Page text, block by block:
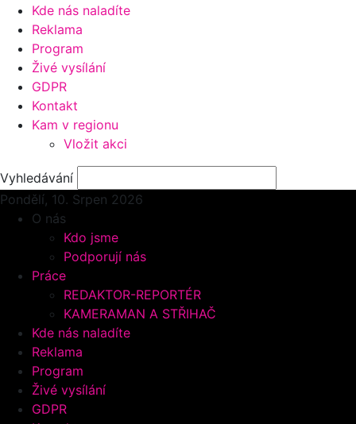
Kde nás naladíte
Reklama
Program
Živé vysílání
GDPR
Kontakt
Kam v regionu
Vložit akci
Vyhledávání
Pondělí, 10. Srpen 2026
O nás
Kdo jsme
Podporují nás
Práce
REDAKTOR-REPORTÉR
KAMERAMAN A STŘIHAČ
Kde nás naladíte
Reklama
Program
Živé vysílání
GDPR